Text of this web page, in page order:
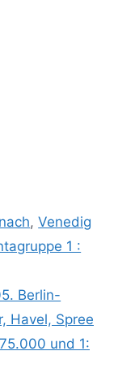
nach,Venedig
1 :
Berlin-
Havel, Spree
und 1: